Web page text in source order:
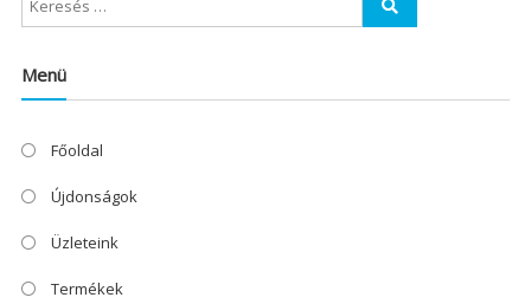
Menü
Főoldal
Újdonságok
Üzleteink
Termékek